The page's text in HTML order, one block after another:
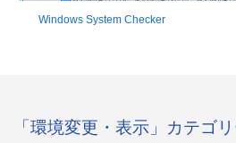
Windows System Checker
「環境変更・表示」カテゴ